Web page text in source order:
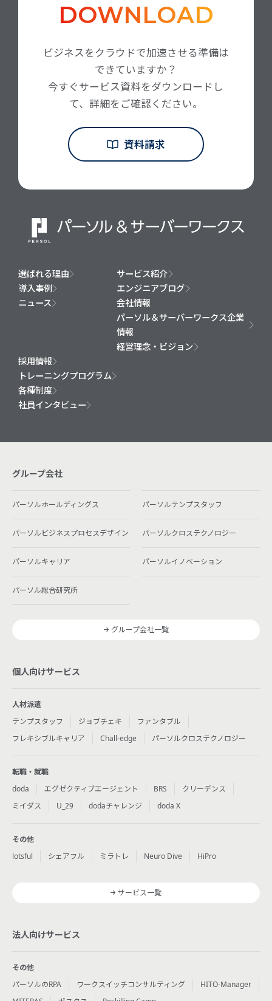
DOWNLOAD
ビジネスをクラウドで加速させる準備は
できていますか？
今すぐサービス資料をダウンロードし
て、詳細をご確認ください。
資料請求
選ばれる理由
サービス紹介
導入事例
エンジニアブログ
ニュース
会社情報
パーソル＆サーバーワークス企業
情報
経営理念・ビジョン
採用情報
トレーニングプログラム
各種制度
社員インタビュー
グループ会社
パーソルホールディングス パーソルテンプスタッフ
パーソルビジネスプロセスデザイン パーソルクロステクノロジー
パーソルキャリア パーソルイノベーション
パーソル総合研究所
グループ会社一覧
個人向けサービス
人材派遣
テンプスタッフ
ジョブチェキ
ファンタブル
フレキシブルキャリア
Chall-edge パーソルクロステクノロジー
転職・就職
doda
エグゼクティブエージェント BRS
クリーデンス
ミイダス
U_29 dodaチャレンジ doda X
その他
lotsful
シェアフル ミラトレ Neuro Dive HiPro
サービス一覧
法人向けサービス
その他
パーソルのRPA
ワークスイッチコンサルティング
HITO-Manager